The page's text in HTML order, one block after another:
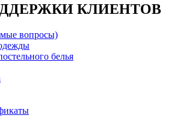
КЛИЕНТОВ
вопросы)
белья